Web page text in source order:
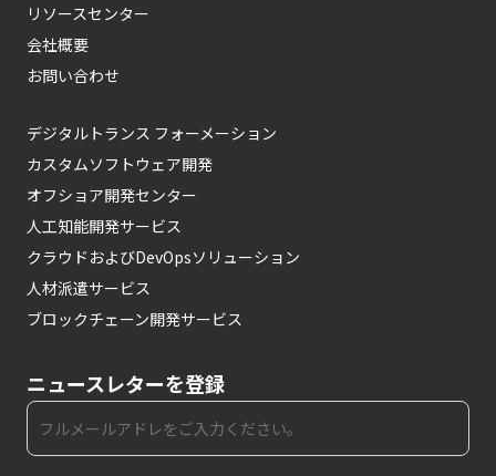
リソースセンター
会社概要
お問い合わせ
デジタルトランス フォーメーション
カスタムソフトウェア開発
オフショア開発センター
人工知能開発サービス
クラウドおよびDevOpsソリューション
人材派遣サービス
ブロックチェーン開発サービス
ニュースレターを登録